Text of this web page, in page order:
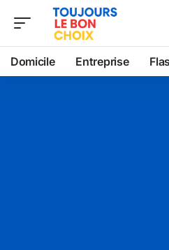
Domicile Entreprise